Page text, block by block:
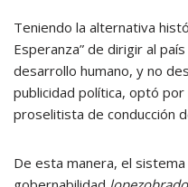
Teniendo la alternativa
Esperanza” de dirigir al
desarrollo humano, y no
publicidad política, optó
proselitista de conducción
De esta manera, el